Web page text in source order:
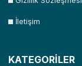
İletişim
KATEGORİLER